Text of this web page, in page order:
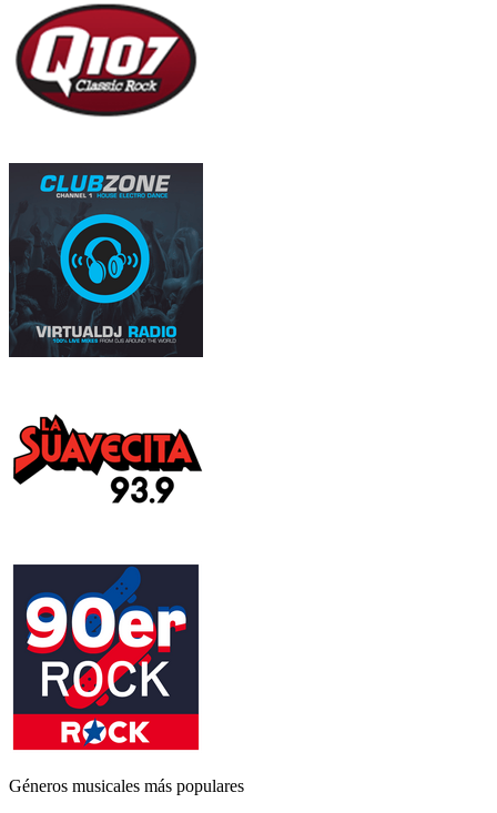
Géneros musicales más populares